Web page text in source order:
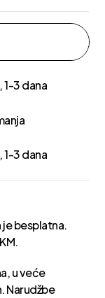
3 dana
3 dana
besplatna.
u veće
Narudžbe